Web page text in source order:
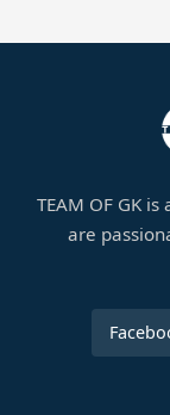
TEAM OF GK
are